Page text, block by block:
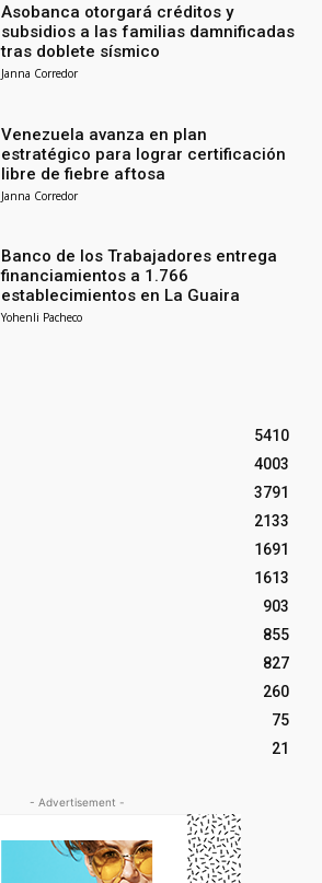
Asobanca otorgará créditos y
subsidios a las familias damnificadas
tras doblete sísmico
Janna Corredor
Venezuela avanza en plan
estratégico para lograr certificación
libre de fiebre aftosa
Janna Corredor
Banco de los Trabajadores entrega
financiamientos a 1.766
establecimientos en La Guaira
Yohenli Pacheco
5410
4003
3791
2133
1691
1613
903
855
827
260
75
21
- Advertisement -